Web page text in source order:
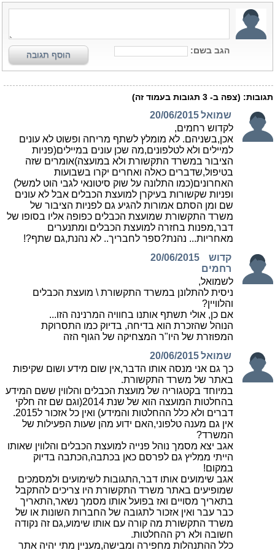
הגב בשם: הוסף תגובה
תגובות: (צפה ב- 3 תגובות בעמוד זה)
שמואל20/06/2015
לקדוש רחמים,
אכן,בשניהם. לא מומלץ לשתף מריחה ופשוט לא עונים
למיילים ולא לטלפונים,מה שכן עונים במיילים(פניות
הציבור במשרד התקשורת ולא במועצה)אומרים שזה
בטיפול,שדברים כאלה ואחרים יקרו בשבועות
האחרונים(כמו התלונה על שוק סיטונאי לגבי הוט למשל)
ופניות שקשורות בעיקרן למועצת הכבלים אבל לא עונים
שם ומן הסתם אמורות להגיע גם לפניות הציבור של
משרד התקשורת שמועצת הכבלים כפופה אליו בסופו של
דבר,מפנות בחזרה למועצת הכבלים ומתנערים
מאחריות... נהנת?ספר לחבריך.. לא נהנת,גם שתף?!
קדוש
רחמים
20/06/2015
לשמואל,
ניסית להתלונן במשרד התקשורת \ מועצת הכבלים
והלוויין?
אם כן, אולי תשתף אותנו בחוויה המרנינה הזו...
הנוהל שהזכרת הוא בדיחה, בדיוק כמו התסרוקת
המפוזרת של היו"ר המצחיקה של הגוף הזה
שמואל20/06/2015
כך גם אני מנסה אותו הדבר,אין שום מידע ושום שקיפות
באתר של משרד התקשורת.
במיוחד בקטגוריה של מועצת הכבלים והלווין ששם המידע
בהחלטות המועצה הוא של שנת 2014(וגם שם זה חלקי
דברים ולא כלל ההחלטות והמידע) ואין כל אזכור ל2015.
אין גם מענה טלפוני,האם ידוע מהן שעות הפעילות של
המשרד?
אגב יצא מסמך נוהל פנייה למועצת הכבלים והלווין שאותו
הייתי ממליץ גם לפרסם כאן בכתבה,הכתבה בדיוק
במקום!
אגב שימועים אותו דבר,התגובות לשימועים ולמסמכים
שמופיעים באתר משרד התקשורת היו צריכים להתקבל
בתאריך מסויים ואז בפועל אותו מסמך נשאר,התאריך
כבר עבר ואין אזכור לתגובה של החברות השונות או של
משרד התקשורת מה קורה עם אותו שימוע,גם זה נקודה
חשובה ולא רק ההחלטות.
כלל ההתנהלות מחפירה ומבישה,מעניין מתי יהיה אתר